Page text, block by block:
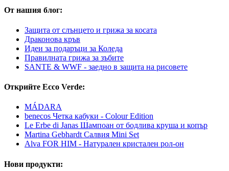
От нашия блог:
Защита от слънцето и грижа за косата
Драконова кръв
Идеи за подаръци за Коледа
Правилната грижа за зъбите
SANTE & WWF - заедно в защита на рисовете
Открийте Ecco Verde:
MÁDARA
benecos Четка кабуки - Colour Edition
Le Erbe di Janas Шампоан от бодлива круша и копър
Martina Gebhardt Салвия Mini Set
Alva FOR HIM - Натурален кристален рол-он
Нови продукти: